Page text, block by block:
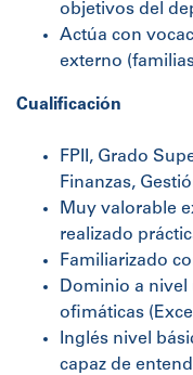
objetivos del
Actúa con
externo
Cualificación
FPII, Grado
Finanzas,
Muy valorable
realizado
Familiarizado
Dominio a
ofimáticas
Inglés nivel
capaz de